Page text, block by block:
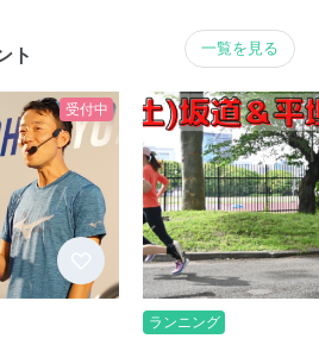
ト 一覧を見る
受付中
ランニング